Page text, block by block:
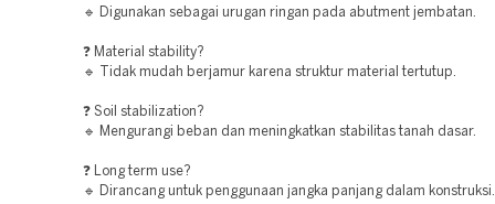
🔹 Digunakan sebagai urugan ringan pada abutment jembatan.
❓ Material stability?
🔹 Tidak mudah berjamur karena struktur material tertutup.
❓ Soil stabilization?
🔹 Mengurangi beban dan meningkatkan stabilitas tanah dasar.
❓ Long term use?
🔹 Dirancang untuk penggunaan jangka panjang dalam konstruksi.